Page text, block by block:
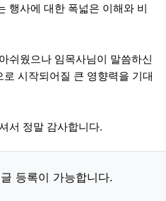
행사에 대한 폭넓은 이해와 비
쉬웠으나 임목사님이 말씀하신
시작되어질 큰 영향력을 기대
서 정말 감사합니다.
등록이 가능합니다.